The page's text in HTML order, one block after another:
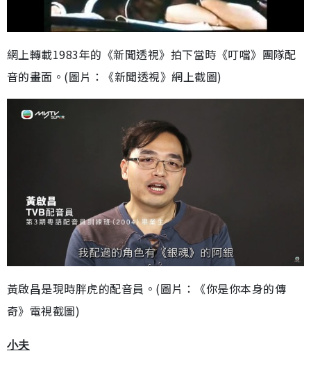
網上轉載1983年的《新聞透視》拍下當時《叮噹》團隊配
音的畫面。(圖片：《新聞透視》網上截圖)
黃啟昌是現時胖虎的配音員。(圖片：《你是你本身的傳
奇》電視截圖)
小夫